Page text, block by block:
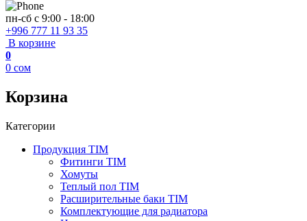
пн-сб с 9:00 - 18:00
+996 777 11 93 35
В корзине
0
0 сом
Корзина
Категории
Продукция TIM
Фитинги TIM
Хомуты
Теплый пол TIM
Расширительные баки TIM
Комплектующие для радиатора